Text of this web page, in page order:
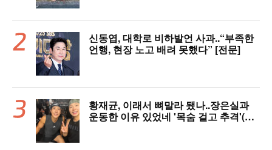
신동엽, 대학로 비하발언 사과..“부족한
언행, 현장 노고 배려 못했다” [전문]
황재균, 이래서 뼈말라 됐나..장은실과
운동한 이유 있었네 '목숨 걸고 추격'(술